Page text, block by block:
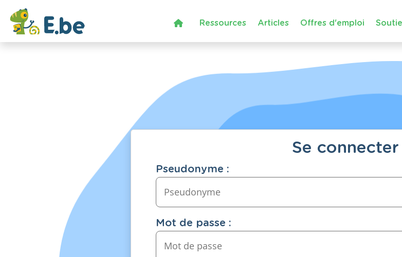
Ressources Articles Offres d'emploi
Se connecter
Pseudonyme :
Mot de passe :